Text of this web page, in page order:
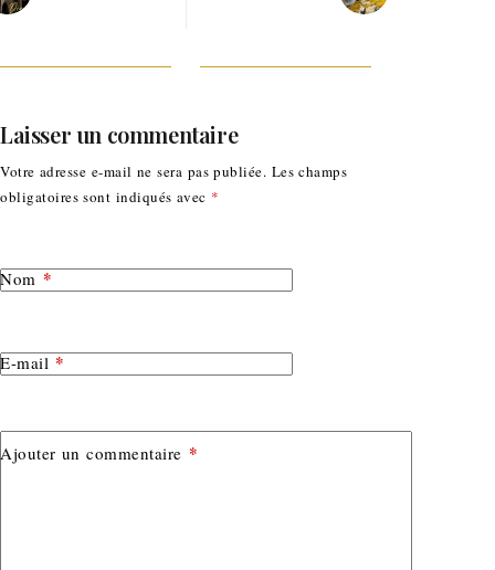
Laisser un commentaire
Votre adresse e-mail ne sera pas publiée. Les champs
obligatoires sont indiqués avec *
Nom *
E-mail *
Ajouter un commentaire *